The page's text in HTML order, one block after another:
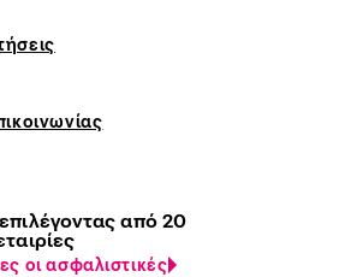
από 20
οι ασφαλιστικές